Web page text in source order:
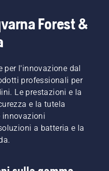
Forest &
per l'innovazione dal
professionali per
Le prestazioni e la
e la tutela
innovazioni
a batteria e la